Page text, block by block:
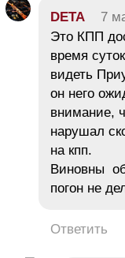
DETA 7
Это КПП
время
видеть
он него
внимание,
нарушал
на кпп.
Виновны
погон не
Ответить